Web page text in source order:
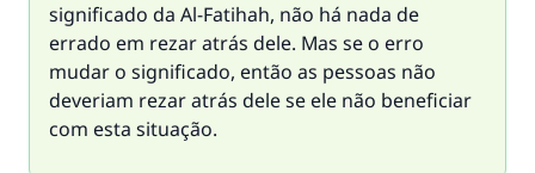
significado da Al-Fatihah, não há nada de
errado em rezar atrás dele. Mas se o erro
mudar o significado, então as pessoas não
deveriam rezar atrás dele se ele não beneficiar
com esta situação.